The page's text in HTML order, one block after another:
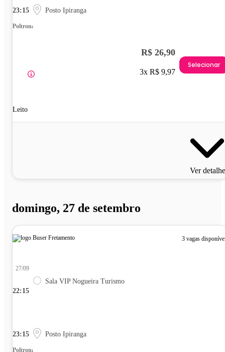
23:15 Posto Ipiranga
Poltrona
Leito
R$ 26,90
3x R$ 9,97
Selecionar
Ver
domingo, 27 de setembro
3 vagas
22:15
27/09
Sala VIP Nogueira Turismo
23:15 Posto Ipiranga
Poltrona